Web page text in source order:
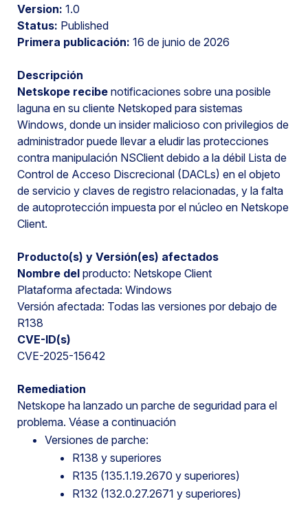
Version: 1.0
Status: Published
Primera publicación: 16 de junio de 2026
Descripción
Netskope recibe notificaciones sobre una posible
laguna en su cliente Netskoped para sistemas
Windows, donde un insider malicioso con privilegios de
administrador puede llevar a eludir las protecciones
contra manipulación NSClient debido a la débil Lista de
Control de Acceso Discrecional (DACLs) en el objeto
de servicio y claves de registro relacionadas, y la falta
de autoprotección impuesta por el núcleo en Netskope
Client.
Producto(s) y Versión(es) afectados
Nombre del producto: Netskope Client
Plataforma afectada: Windows
Versión afectada: Todas las versiones por debajo de
R138
CVE-ID(s)
CVE-2025-15642
Remediation
Netskope ha lanzado un parche de seguridad para el
problema. Véase a continuación
Versiones de parche:
R138 y superiores
R135 (135.1.19.2670 y superiores)
R132 (132.0.27.2671 y superiores)